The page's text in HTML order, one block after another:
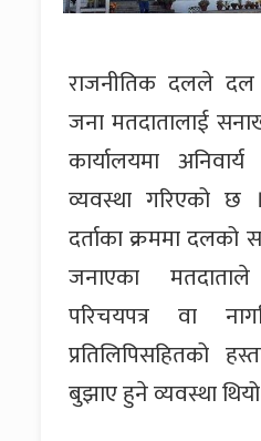
राजनीतिक दलले दल
जना मतदातालाई
कार्यालयमा
व्यवस्था गरिएको
दर्ताका क्रममा दलको
जनाएका
परिचयपत्र वा
प्रतिलिपिसहितको
बुझाए हुने व्यवस्था